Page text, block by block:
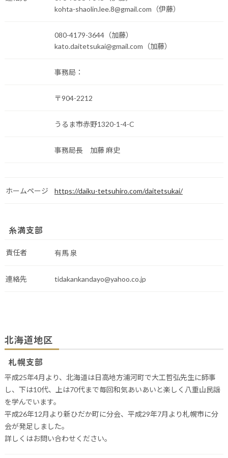
kohta-shaolin.lee.8@gmail.com（伊藤）
080-4179-3644（加藤）
kato.daitetsukai@gmail.com（加藤）
事務局：
〒904-2212
うるま市赤野1320-1-4-C
事務局長 加藤 麻史
ホームページ https://daiku-tetsuhiro.com/daitetsukai/
糸満支部
責任者 有馬 泉
連絡先 tidakankandayo@yahoo.co.jp
北海道地区
札幌支部
平成25年4月より、北海道は日高地方浦河町で大工哲弘先生に師事
し、下は10代、上は70代まで毎回和気あいあいと楽しく八重山民謡
を学んでいます。
平成26年12月より新ひだか町に分会、平成29年7月より札幌市に分
会が発足しました。
詳しくはお問い合わせください。